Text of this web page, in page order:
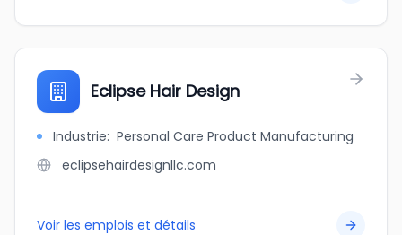
Eclipse Hair Design
Industrie: Personal Care Product Manufacturing
eclipsehairdesignllc.com
Voir les emplois et détails